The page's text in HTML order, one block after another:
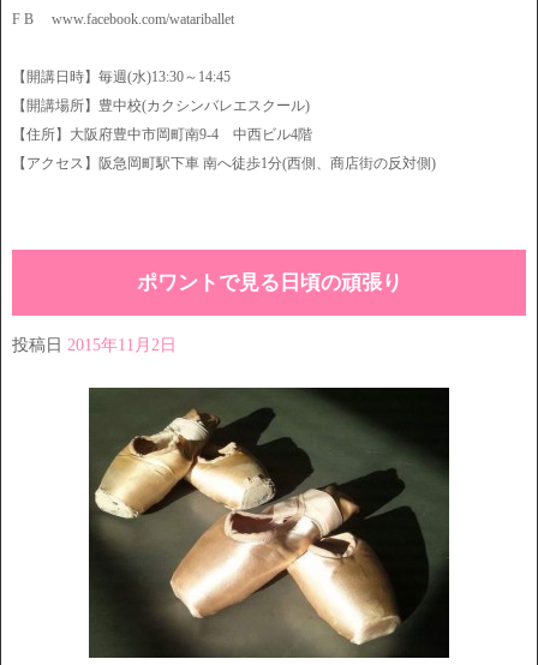
F B www.facebook.com/watariballet
【開講日時】毎週(水)13:30～14:45
【開講場所】豊中校(カクシンバレエスクール)
【住所】大阪府豊中市岡町南9-4 中西ビル4階
【アクセス】阪急岡町駅下車 南へ徒歩1分(西側、商店街の反対側)
ポワントで見る日頃の頑張り
投稿日 2015年11月2日